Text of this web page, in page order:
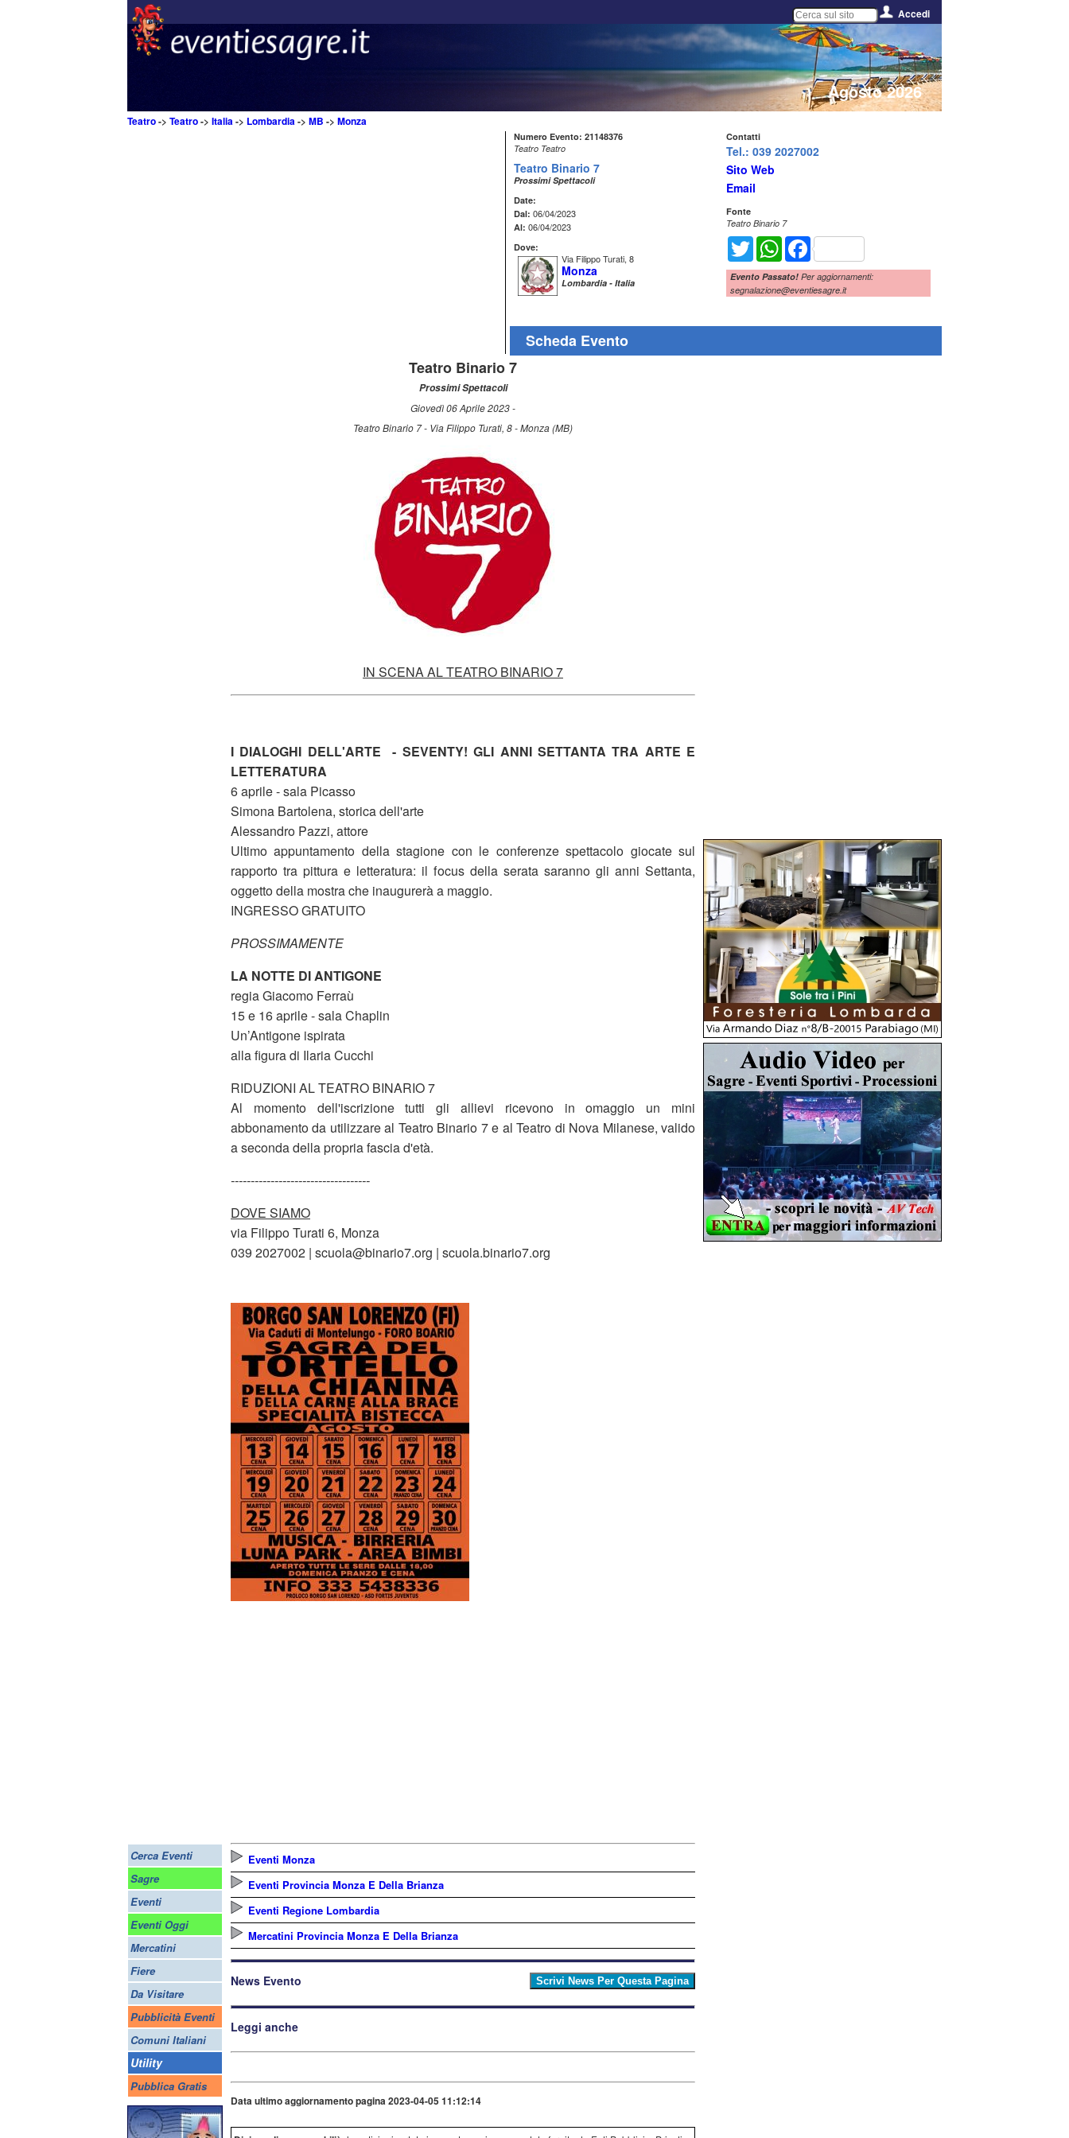
Accedi
Agosto 2026
Teatro-> Teatro-> Italia-> Lombardia-> MB -> Monza
Cerca Eventi
Sagre
Eventi
Eventi Oggi
Mercatini
Fiere
Da Visitare
Pubblicità Eventi
Comuni Italiani
Utility
Pubblica Gratis
Numero Evento: 21148376
Teatro Teatro
Teatro Binario 7
Prossimi Spettacoli
Date:
Dal: 06/04/2023
Al: 06/04/2023
Dove:
Via Filippo Turati, 8
Monza
Lombardia - Italia
Contatti
Tel.: 039 2027002
Sito Web
Email
Fonte
Teatro Binario 7
Twitter WhatsAppFacebook
Evento Passato! Per aggiornamenti:
segnalazione@eventiesagre.it
Scheda Evento
Teatro Binario 7
Prossimi Spettacoli
Giovedì 06 Aprile 2023 -
Teatro Binario 7 - Via Filippo Turati, 8 - Monza (MB)
IN SCENA AL TEATRO BINARIO 7
I DIALOGHI DELL'ARTE - SEVENTY! GLI ANNI SETTANTA TRA ARTE E
LETTERATURA
6 aprile - sala Picasso
Simona Bartolena, storica dell'arte
Alessandro Pazzi, attore
Ultimo appuntamento della stagione con le conferenze spettacolo giocate sul
rapporto tra pittura e letteratura: il focus della serata saranno gli anni Settanta,
oggetto della mostra che inaugurerà a maggio.
INGRESSO GRATUITO
PROSSIMAMENTE
LA NOTTE DI ANTIGONE
regia Giacomo Ferraù
15 e 16 aprile - sala Chaplin
Un’Antigone ispirata
alla figura di Ilaria Cucchi
RIDUZIONI AL TEATRO BINARIO 7
Al momento dell'iscrizione tutti gli allievi ricevono in omaggio un mini
abbonamento da utilizzare al Teatro Binario 7 e al Teatro di Nova Milanese, valido
a seconda della propria fascia d'età.
-----------------------------------
DOVE SIAMO
via Filippo Turati 6, Monza
039 2027002 | scuola@binario7.org | scuola.binario7.org
Eventi Monza
Eventi Provincia Monza E Della Brianza
Eventi Regione Lombardia
Mercatini Provincia Monza E Della Brianza
News Evento
Leggi anche
Data ultimo aggiornamento pagina 2023-04-05 11:12:14